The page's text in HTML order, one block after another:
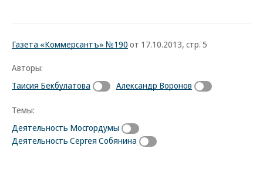
Газета «Коммерсантъ» №190 от 17.10.2013, стр. 5
Авторы:
Таисия Бекбулатова
Александр Воронов
Темы:
Деятельность Мосгордумы
Деятельность Сергея Собянина